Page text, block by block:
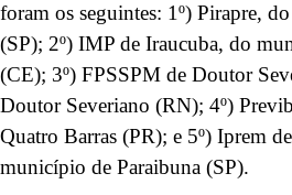
foram os seguintes: 1º) Pirapre,
(SP); 2º) IMP de Iraucuba, do
(CE); 3º) FPSSPM de Doutor
Doutor Severiano (RN); 4º)
Quatro Barras (PR); e 5º) Iprem
município de Paraibuna (SP).